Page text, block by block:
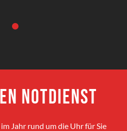
Notdienst
Jahr rund um die Uhr für Sie